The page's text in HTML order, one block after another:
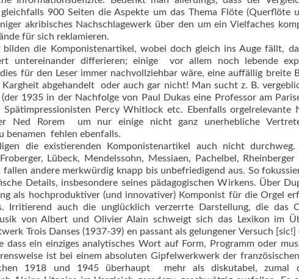
900 Seiten die Aspekte um das Thema Flöte (Querflöte
akribisches Nachschlagewerk über den um ein Vielfaches
für sich reklamieren.
bilden die Kom­ponistenartikel, wobei doch gleich ins Auge fällt,
untereinander differieren; einige  vor allem noch lebende
für den Leser immer nachvollziehbar wäre, eine auffällig breite
abgehandelt  oder auch gar nicht! Man sucht z. B.
(der 1935 in der Nachfolge von Paul Dukas eine Professor am
Percy Whitlock etc. Ebenfalls orgelrelevante
Ned Rorem  um nur einige nicht ganz unerhebliche
benamen  fehlen ebenfalls.
die existierenden Komponistenartikel auch nicht
Lübeck, Mendelssohn, Messiaen, Pachelbel,
fallen andere merkwürdig knapp bis unbefriedigend aus. So
Details, insbesondere seines pädagogischen Wirkens. Über
als hochproduktiver (und innovativer) Komponist für die Orgel
Irritierend auch die unglücklich verzerrte Darstellung, die das
von Albert und Olivier Alain schweigt sich das Lexikon im
Trois Danses (1937-39) en passant als gelungener Versuch [sic!]
ein einziges analytisches Wort auf Form, Programm oder
ist bei einem absoluten Gipfelwerkwerk der
1918 und 1945 überhaupt  mehr als diskutabel, zumal